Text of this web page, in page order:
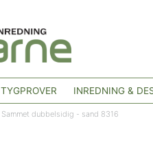
TYGPROVER INREDNING &
Sammet dubbelsidig - sand 8316